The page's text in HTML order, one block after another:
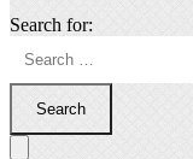
Search for:
Search